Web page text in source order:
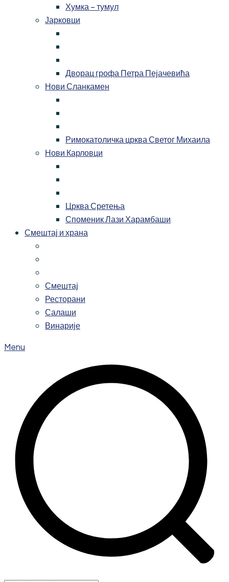
Хумка – тумул
Јарковци
Дворац грофа Петра Пејачевића
Нови Сланкамен
Римокатоличка црква Светог Михаила
Нови Карловци
Црква Сретења
Споменик Лази Харамбаши
Смештај и храна
Смештај
Ресторани
Салаши
Винарије
Menu